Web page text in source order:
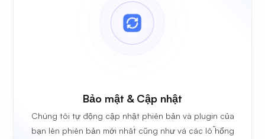
Bảo mật & Cập nhật
Chúng tôi tự động cập nhật phiên bản và plugin của
bạn lên phiên bản mới nhất cũng như vá các lỗ hổng